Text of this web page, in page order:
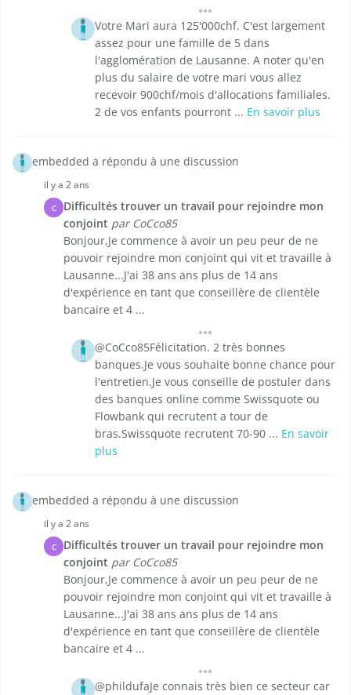
Votre Mari aura 125'000chf. C'est largement
assez pour une famille de 5 dans
l'agglomération de Lausanne. A noter qu'en
plus du salaire de votre mari vous allez
recevoir 900chf/mois d'allocations familiales.
2 de vos enfants pourront ... En savoir plus
embedded a répondu à une discussion
il y a 2 ans
C
Difficultés trouver un travail pour rejoindre mon
conjoint par CoCco85
Bonjour,Je commence à avoir un peu peur de ne
pouvoir rejoindre mon conjoint qui vit et travaille à
Lausanne...J'ai 38 ans ans plus de 14 ans
d'expérience en tant que conseillère de clientèle
bancaire et 4 ...
@CoCco85Félicitation. 2 très bonnes
banques.Je vous souhaite bonne chance pour
l'entretien.Je vous conseille de postuler dans
des banques online comme Swissquote ou
Flowbank qui recrutent a tour de
bras.Swissquote recrutent 70-90 ... En savoir
plus
embedded a répondu à une discussion
il y a 2 ans
C
Difficultés trouver un travail pour rejoindre mon
conjoint par CoCco85
Bonjour,Je commence à avoir un peu peur de ne
pouvoir rejoindre mon conjoint qui vit et travaille à
Lausanne...J'ai 38 ans ans plus de 14 ans
d'expérience en tant que conseillère de clientèle
bancaire et 4 ...
@phildufaJe connais très bien ce secteur car